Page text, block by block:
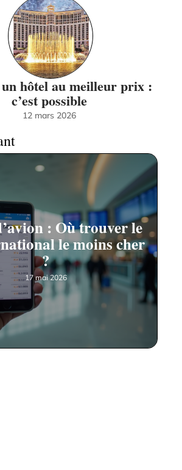
hôtel au meilleur prix :
c’est possible
12 mars 2026
: Où trouver le
le moins cher
?
17 mai 2026